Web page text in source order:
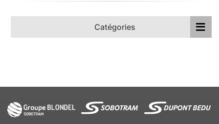
Catégories